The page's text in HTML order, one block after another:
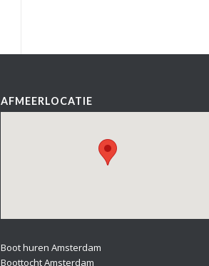
AFMEERLOCATIE
Boot huren Amsterdam
Boottocht Amsterdam